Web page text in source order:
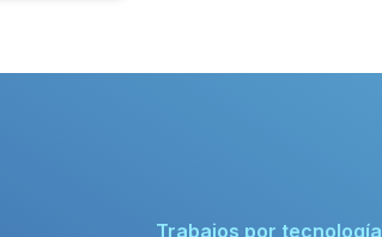
Trabajos por tecnología